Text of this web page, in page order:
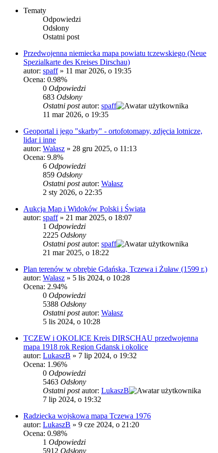
Tematy
Odpowiedzi
Odsłony
Ostatni post
Przedwojenna niemiecka mapa powiatu tczewskiego (Neue
Spezialkarte des Kreises Dirschau)
autor: spaff» 11 mar 2026, o 19:35
Ocena: 0.98%
0 Odpowiedzi
683 Odsłony
Ostatni postautor: spaff
11 mar 2026, o 19:35
Geoportal i jego "skarby" - ortofotomapy, zdjęcia lotnicze,
lidar i inne
autor: Wałasz » 28 gru 2025, o 11:13
Ocena: 9.8%
6 Odpowiedzi
859 Odsłony
Ostatni postautor: Wałasz
2 sty 2026, o 22:35
Aukcja Map i Widoków Polski i Świata
autor: spaff» 21 mar 2025, o 18:07
1 Odpowiedzi
2225 Odsłony
Ostatni postautor: spaff
21 mar 2025, o 18:22
Plan terenów w obrębie Gdańska, Tczewa i Żuław (1599 r.)
autor: Wałasz » 5 lis 2024, o 10:28
Ocena: 2.94%
0 Odpowiedzi
5388 Odsłony
Ostatni postautor: Wałasz
5 lis 2024, o 10:28
TCZEW i OKOLICE Kreis DIRSCHAU przedwojenna
mapa 1918 rok Region Gdansk i okolice
autor: LukaszB » 7 lip 2024, o 19:32
Ocena: 1.96%
0 Odpowiedzi
5463 Odsłony
Ostatni postautor: LukaszB
7 lip 2024, o 19:32
Radziecka wojskowa mapa Tczewa 1976
autor: LukaszB » 9 cze 2024, o 21:20
Ocena: 0.98%
1 Odpowiedzi
5912 Odsłony